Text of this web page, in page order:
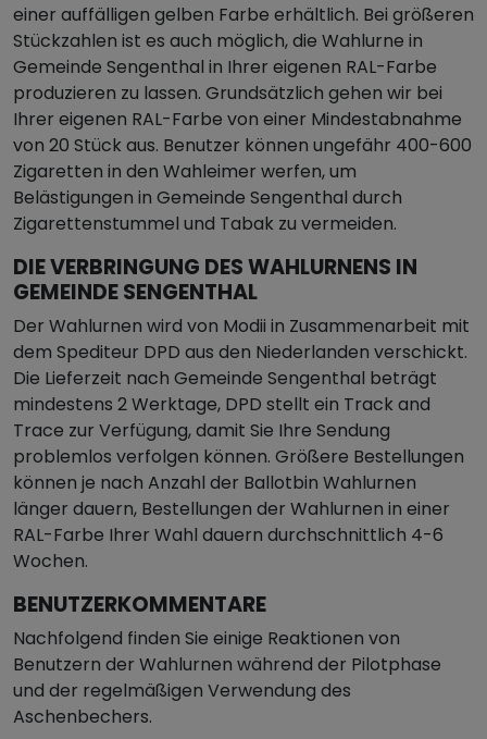
einer auffälligen gelben Farbe erhältlich. Bei größeren
Stückzahlen ist es auch möglich, die Wahlurne in
Gemeinde Sengenthal in Ihrer eigenen RAL-Farbe
produzieren zu lassen. Grundsätzlich gehen wir bei
Ihrer eigenen RAL-Farbe von einer Mindestabnahme
von 20 Stück aus. Benutzer können ungefähr 400-600
Zigaretten in den Wahleimer werfen, um
Belästigungen in Gemeinde Sengenthal durch
Zigarettenstummel und Tabak zu vermeiden.
DIE VERBRINGUNG DES WAHLURNENS IN
GEMEINDE SENGENTHAL
Der Wahlurnen wird von Modii in Zusammenarbeit mit
dem Spediteur DPD aus den Niederlanden verschickt.
Die Lieferzeit nach Gemeinde Sengenthal beträgt
mindestens 2 Werktage, DPD stellt ein Track and
Trace zur Verfügung, damit Sie Ihre Sendung
problemlos verfolgen können. Größere Bestellungen
können je nach Anzahl der Ballotbin Wahlurnen
länger dauern, Bestellungen der Wahlurnen in einer
RAL-Farbe Ihrer Wahl dauern durchschnittlich 4-6
Wochen.
BENUTZERKOMMENTARE
Nachfolgend finden Sie einige Reaktionen von
Benutzern der Wahlurnen während der Pilotphase
und der regelmäßigen Verwendung des
Aschenbechers.